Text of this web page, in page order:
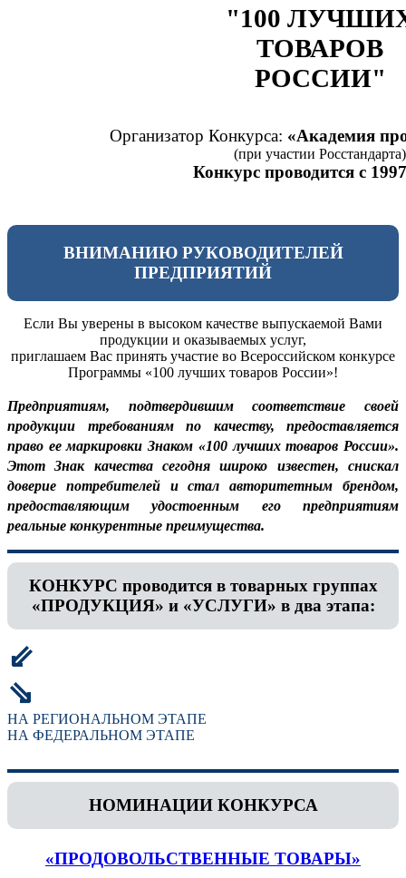
"100
ТОВАРОВ
РОССИИ"
Организатор Конкурса: «Академия
(при участии Росстандарта)
Конкурс проводится с
ВНИМАНИЮ РУКОВОДИТЕЛЕЙ
ПРЕДПРИЯТИЙ
Если Вы уверены в высоком качестве выпускаемой Вами
продукции и оказываемых услуг,
приглашаем Вас принять участие во Всероссийском конкурсе
Программы «100 лучших товаров России»!
Предприятиям, подтвердившим соответствие своей
продукции требованиям по качеству, предоставляется
право ее маркировки Знаком «100 лучших товаров России».
Этот Знак качества сегодня широко известен, снискал
доверие потребителей и стал авторитетным брендом,
предоставляющим удостоенным его предприятиям
реальные конкурентные преимущества.
КОНКУРС проводится в товарных группах
«ПРОДУКЦИЯ» и «УСЛУГИ» в два этапа:
⇙
⇘
НА РЕГИОНАЛЬНОМ ЭТАПЕ
НА ФЕДЕРАЛЬНОМ ЭТАПЕ
НОМИНАЦИИ КОНКУРСА
«ПРОДОВОЛЬСТВЕННЫЕ ТОВАРЫ»